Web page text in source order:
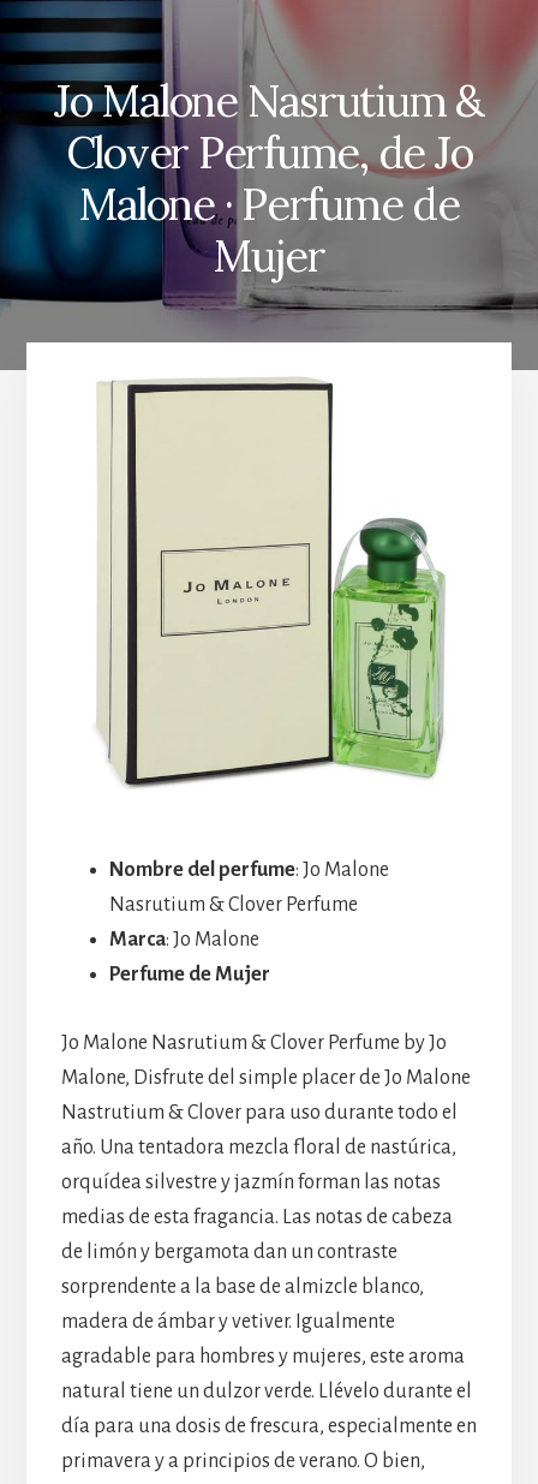
Jo Malone Nasrutium &
Clover Perfume, de Jo
Malone · Perfume de
Mujer
Nombre del perfume: Jo Malone
Nasrutium & Clover Perfume
Marca: Jo Malone
Perfume de Mujer
Jo Malone Nasrutium & Clover Perfume by Jo
Malone, Disfrute del simple placer de Jo Malone
Nastrutium & Clover para uso durante todo el
año. Una tentadora mezcla floral de nastúrica,
orquídea silvestre y jazmín forman las notas
medias de esta fragancia. Las notas de cabeza
de limón y bergamota dan un contraste
sorprendente a la base de almizcle blanco,
madera de ámbar y vetiver. Igualmente
agradable para hombres y mujeres, este aroma
natural tiene un dulzor verde. Llévelo durante el
día para una dosis de frescura, especialmente en
primavera y a principios de verano. O bien,